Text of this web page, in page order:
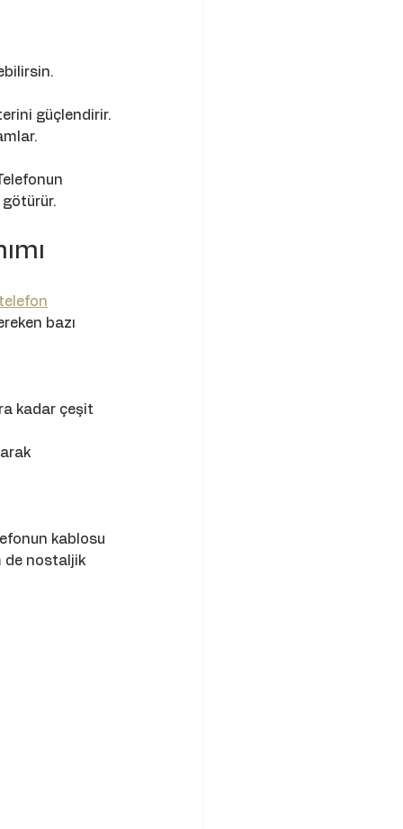
güçlendirir.
götürür.
bazı
kadar çeşit
kablosu
de nostaljik